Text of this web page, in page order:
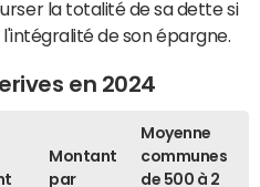
la totalité de sa dette si
de son épargne.
en 2024
Montant
par
Moyenne
communes
de 500 à 2